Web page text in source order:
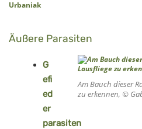
Äußere Parasiten
Am Bauch dieser
zu erkennen, ©
G
efi
ed
er
parasiten